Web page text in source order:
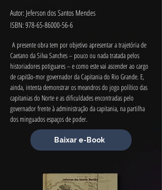
Autor: Jeferson dos Santos Mendes
ISBN: 978-65-86000-56-6
A presente obra tem por objetivo apresentar a trajetória de
Caetano da Silva Sanches – pouco ou nada tratada pelos
historiadores potiguares – e como este vai ascender ao cargo
de capitão-mor governador da Capitania do Rio Grande. E,
ainda, intenta demonstrar os meandros do jogo político das
capitanias do Norte e as dificuldades encontradas pelo
governador frente à administração da capitania, na partilha
dos minguados espaços de poder.
Baixar e-Book